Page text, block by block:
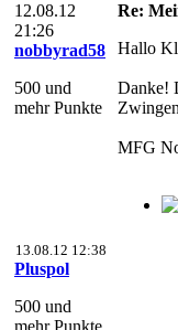
12.08.12
21:26
nobbyrad58
500 und
mehr Punkte
Re:
Hallo
Danke!
MFG
13.08.12 12:38
Pluspol
500 und
mehr Punkte